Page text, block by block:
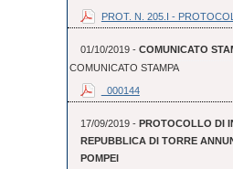
PROT. N. 205.I -
01/10/2019 - COMUNICATO
COMUNICATO STAMPA
_000144
17/09/2019 - PROTOCOLLO DI
REPUBBLICA DI TORRE
POMPEI